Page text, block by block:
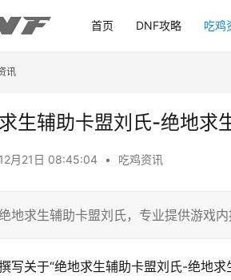
首页 DNF攻略 吃鸡
讯
生辅助卡盟刘氏-绝地求
月21日 08:45:04 • 吃鸡资讯
地求生辅助卡盟刘氏，专业提供游戏内
写关于“绝地求生辅助卡盟刘氏-绝地